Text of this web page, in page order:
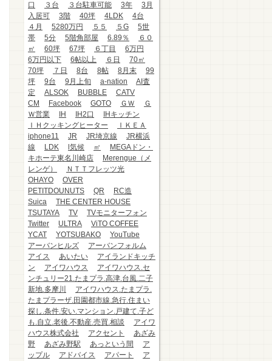
口
３台 ３台駐車可能 3年
3月
入居可
3階 40坪 4LDK
4台
４月
5280万円 ５５ ５G
5世
帯
5分 5階角部屋 6.89％
６０
㎡
60坪 67坪 ６丁目
6万円
6万円以下
6帖以上 ６日
70㎡
70坪
７日 8台 8帖 8月末
99
坪
9台 9月上旬 a-nation
AI査
定
ALSOK BUBBLE
CATV
CM
Facebook GOTO ＧＷ
Ｇ
Ｗ営業
IH IH2口
IHキッチン
ＩＨクッキングヒーター
ＩＫＥＡ
iphone11
JR JR埼京線
JR横浜
線
LDK l気候 ㎡
MEGAドン・
キホーテ東名川崎店
Merengue（メ
レンゲ）
ＮＴＴフレッツ光
OHAYO
OVER
PETITDOUNUTS
QR
RC造
Suica
THE CENTER HOUSE
TSUTAYA
TV
TVモニターフォン
Twitter
ULTRA
ViTO COFFEE
YCAT
YOTSUBAKO
YouTube
アーバンヒルズ
アーバンフォルム
アイス
あいたい
アイランドキッチ
ン
アイワハウス
アイワハウス.セ
ンチュリー21.たまプラ.高津.台風.二子
新地.多摩川
アイワハウス.たまプラ.
たまプラーザ.田園都市線.急行.住まい
探し.条件.安い.マンション.戸建て.子ど
も.自立.老後.不動産.売買.相談
アイワ
ハウス株式会社
アクセント
あざみ
野
あざみ野駅 あっという間
ア
ップル
アドバイス アパート
ア